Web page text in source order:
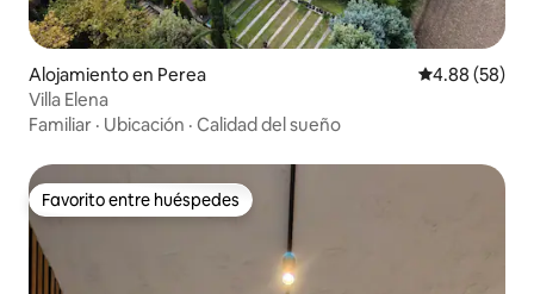
Alojamiento en Perea Calificación
4.88 (58)
Villa Elena
Familiar · Ubicación · Calidad del sueño
Favorito entre huéspedes
Favorito entre huéspedes